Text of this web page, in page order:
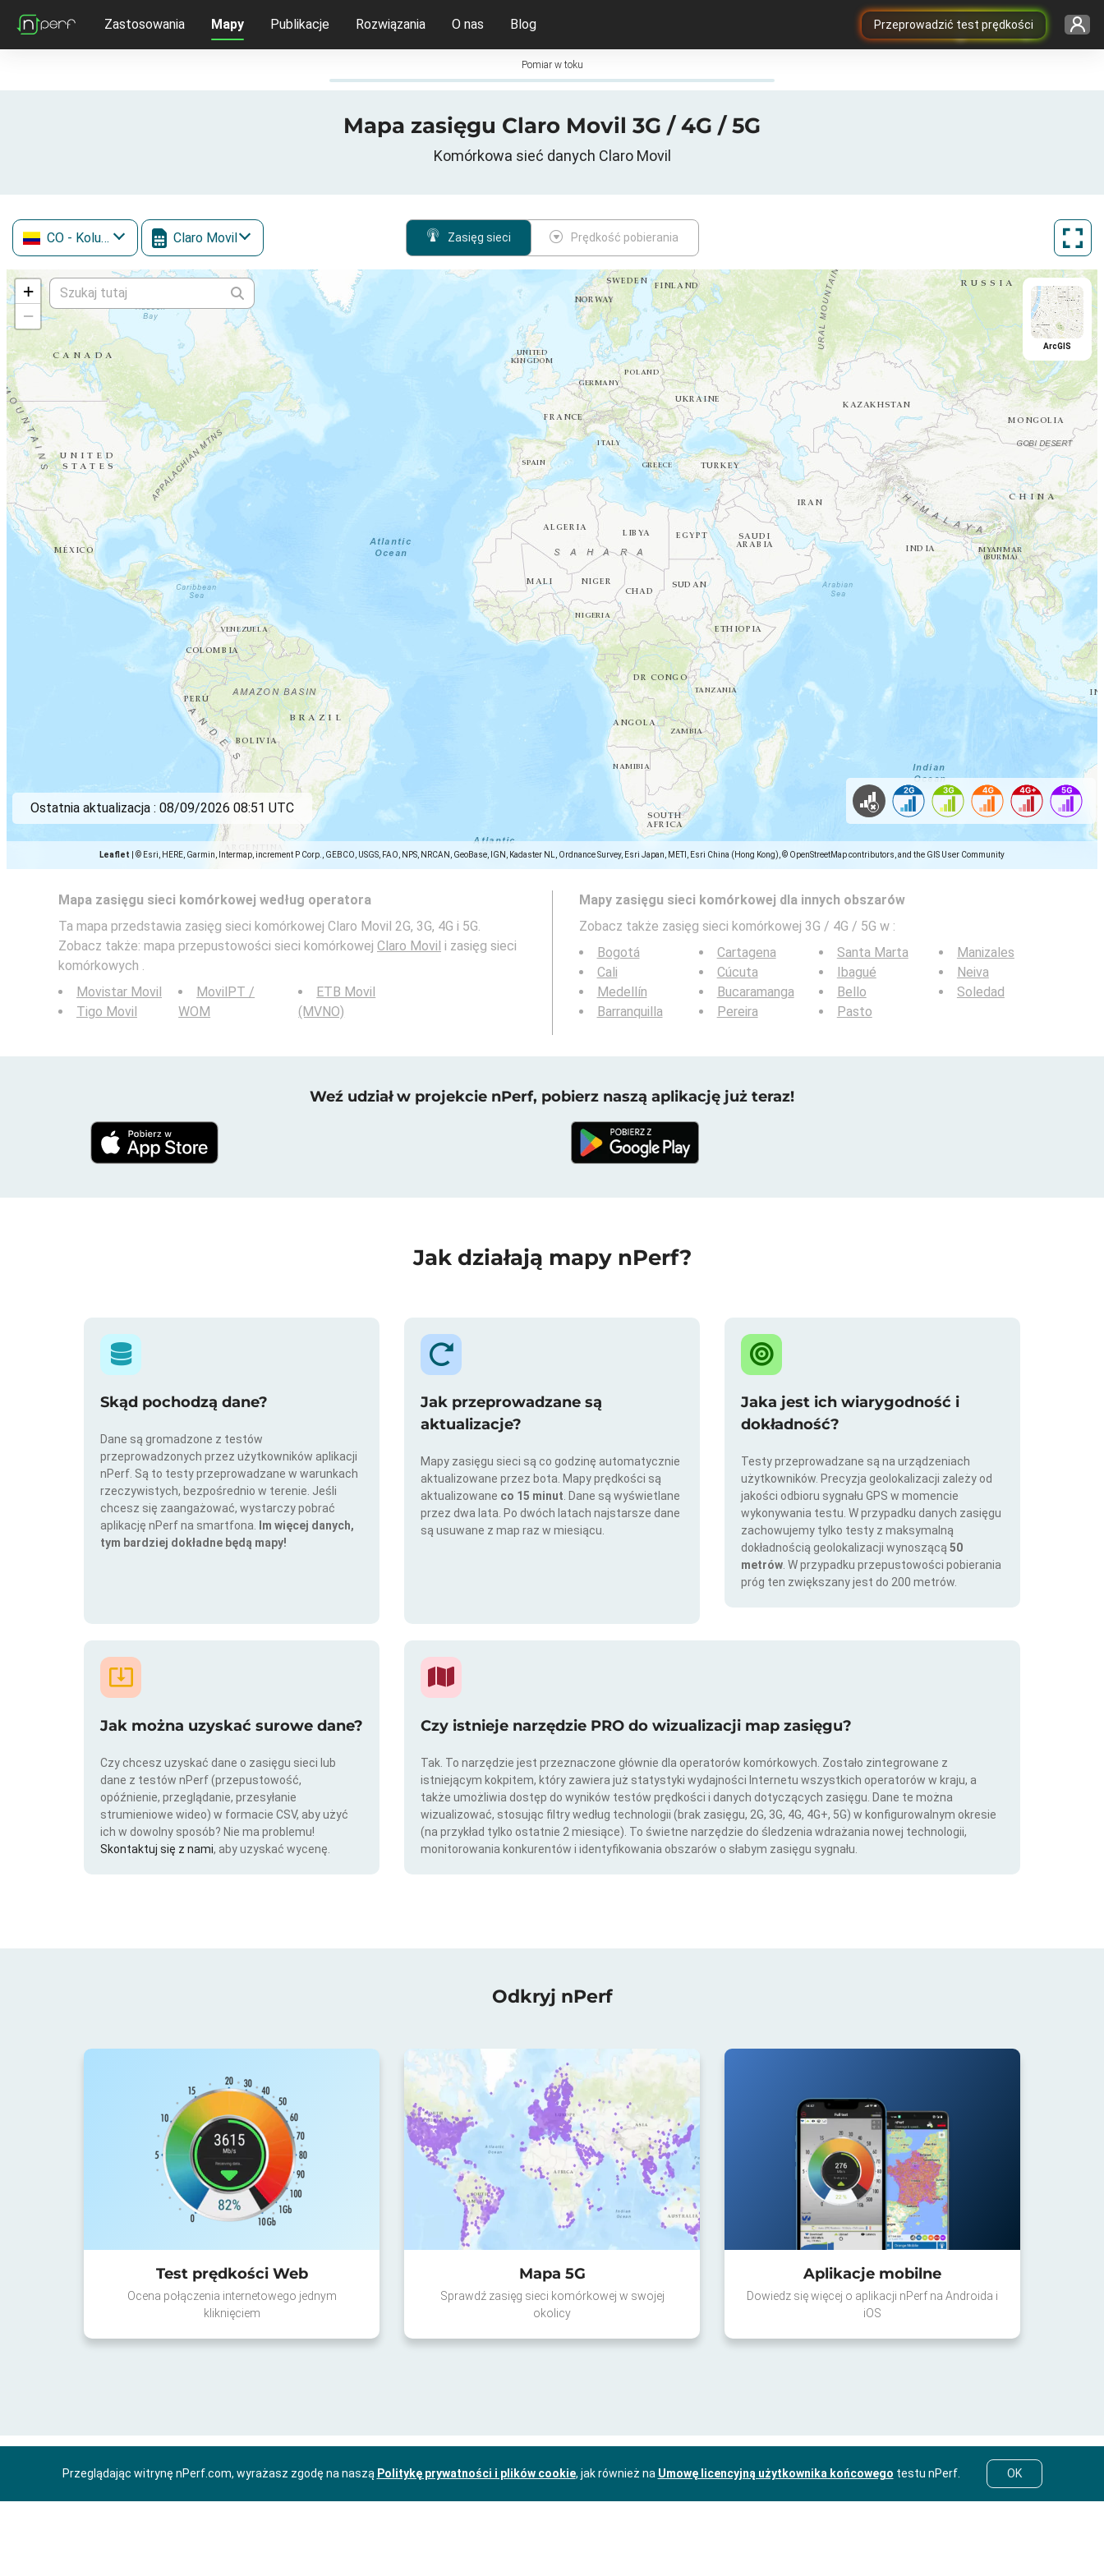
Przeprowadzić test prędkości
Zastosowania Mapy Publikacje Rozwiązania O nas Blog
Pomiar w toku
Mapa zasięgu Claro Movil 3G / 4G / 5G
Komórkowa sieć danych Claro Movil
CO - Kolumbia Claro Movil Zasięg sieci Prędkość pobierania
+
−
Leaflet © Esri, HERE, Garmin, Intermap, increment P Corp., GEBCO, USGS, FAO, NPS, NRCAN, GeoBase, IGN, Kadaster NL, Ordnance Survey, Esri Japan, METI, Esri China (Hong Kong), © OpenStreetMap contributors, and the GIS User Community
ArcGIS
Ostatnia aktualizacja : 08/09/2026 08:51 UTC
Mapa zasięgu sieci komórkowej według operatora
Ta mapa przedstawia zasięg sieci komórkowej Claro Movil 2G, 3G, 4G i 5G.
Zobacz także: mapa przepustowości sieci komórkowej Claro Movil i zasięg sieci
komórkowych .
Movistar Movil
Tigo Movil
MovilPT /
WOM
ETB Movil
(MVNO)
Mapy zasięgu sieci komórkowej dla innych obszarów
Zobacz także zasięg sieci komórkowej 3G / 4G / 5G w :
Bogotá
Cali
Medellín
Barranquilla
Cartagena
Cúcuta
Bucaramanga
Pereira
Santa Marta
Ibagué
Bello
Pasto
Manizales
Neiva
Soledad
Weź udział w projekcie nPerf, pobierz naszą aplikację już teraz!
Jak działają mapy nPerf?
Skąd pochodzą dane?
Dane są gromadzone z testów
przeprowadzonych przez użytkowników aplikacji
nPerf. Są to testy przeprowadzane w warunkach
rzeczywistych, bezpośrednio w terenie. Jeśli
chcesz się zaangażować, wystarczy pobrać
aplikację nPerf na smartfona.
Im więcej danych,
tym bardziej dokładne będą mapy!
Jak przeprowadzane są
aktualizacje?
Mapy zasięgu sieci są co godzinę automatycznie
aktualizowane przez bota. Mapy prędkości są
aktualizowane co 15 minut . Dane są wyświetlane
przez dwa lata. Po dwóch latach najstarsze dane
są usuwane z map raz w miesiącu.
Jaka jest ich wiarygodność i
dokładność?
Testy przeprowadzane są na urządzeniach
użytkowników. Precyzja geolokalizacji zależy od
jakości odbioru sygnału GPS w momencie
wykonywania testu. W przypadku danych zasięgu
zachowujemy tylko testy z maksymalną
dokładnością geolokalizacji wynoszącą 50
metrów . W przypadku przepustowości pobierania
próg ten zwiększany jest do 200 metrów.
Jak można uzyskać surowe dane?
Czy chcesz uzyskać dane o zasięgu sieci lub
dane z testów nPerf (przepustowość,
opóźnienie, przeglądanie, przesyłanie
strumieniowe wideo) w formacie CSV, aby użyć
ich w dowolny sposób? Nie ma problemu!
Skontaktuj się z nami, aby uzyskać wycenę.
Czy istnieje narzędzie PRO do wizualizacji map zasięgu?
Tak. To narzędzie jest przeznaczone głównie dla operatorów komórkowych. Zostało zintegrowane z
istniejącym kokpitem, który zawiera już statystyki wydajności Internetu wszystkich operatorów w kraju, a
także umożliwia dostęp do wyników testów prędkości i danych dotyczących zasięgu. Dane te można
wizualizować, stosując filtry według technologii (brak zasięgu, 2G, 3G, 4G, 4G+, 5G) w konfigurowalnym okresie
(na przykład tylko ostatnie 2 miesiące). To świetne narzędzie do śledzenia wdrażania nowej technologii,
monitorowania konkurentów i identyfikowania obszarów o słabym zasięgu sygnału.
Odkryj nPerf
Test prędkości Web
Ocena połączenia internetowego jednym
kliknięciem
Mapa 5G
Sprawdź zasięg sieci komórkowej w swojej
okolicy
Aplikacje mobilne
Dowiedz się więcej o aplikacji nPerf na Androida i
iOS
Przeglądając witrynę nPerf.com, wyrażasz zgodę na naszą Politykę prywatności i plików cookie, jak również na Umowę licencyjną użytkownika końcowego testu nPerf. OK